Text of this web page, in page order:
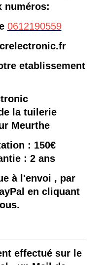
numéros:
0612190559
etablissement
la tuilerie
Meurthe
: 150€
: 2 ans
à l'envoi , par
en cliquant
effectué sur le